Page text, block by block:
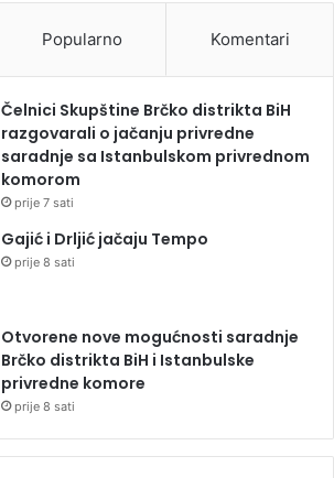
Popularno Komentari
Čelnici Skupštine Brčko distrikta BiH
razgovarali o jačanju privredne
saradnje sa Istanbulskom privrednom
komorom
prije 7 sati
Gajić i Drljić jačaju Tempo
prije 8 sati
Otvorene nove mogućnosti saradnje
Brčko distrikta BiH i Istanbulske
privredne komore
prije 8 sati